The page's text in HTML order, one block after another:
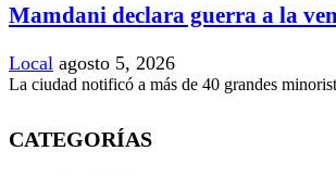
Mamdani declara guerra a la
Local agosto 5, 2026
La ciudad notificó a más de 40 grandes
CATEGORÍAS